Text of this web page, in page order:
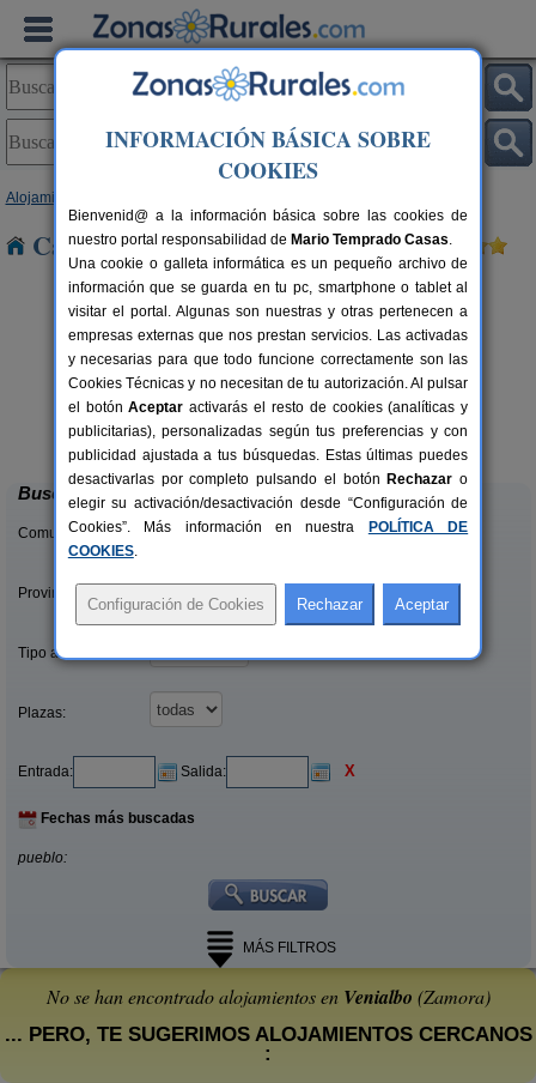
Alojamientos
Casas Rurales cerca de Venialbo
2-42+1 pers.
desde25 €
Casas Rurales ARRIBES DURII
Formariz de Sayago (Zamora)
Buscar
Comunidades:
Provincias/Islas:
Tipo alquiler:
Plazas:
Entrada: Salida: X
Fechas más buscadas
pueblo:
MÁS FILTROS
No se han encontrado alojamientos en Venialbo (Zamora)
... PERO, TE SUGERIMOS ALOJAMIENTOS CERCANOS
:
INFORMACIÓN BÁSICA SOBRE
COOKIES
Bienvenid@ a la información básica sobre las cookies de
nuestro portal responsabilidad de Mario Temprado Casas.
Una cookie o galleta informática es un pequeño archivo de
información que se guarda en tu pc, smartphone o tablet al
visitar el portal. Algunas son nuestras y otras pertenecen a
empresas externas que nos prestan servicios. Las activadas
y necesarias para que todo funcione correctamente son las
Cookies Técnicas y no necesitan de tu autorización. Al pulsar
el botónAceptar activarás el resto de cookies (analíticas y
publicitarias), personalizadas según tus preferencias y con
publicidad ajustada a tus búsquedas. Estas últimas puedes
desactivarlas por completo pulsando el botón Rechazar o
elegir su activación/desactivación desde “Configuración de
Cookies”. Más información en nuestra
POLÍTICA DE
COOKIES.